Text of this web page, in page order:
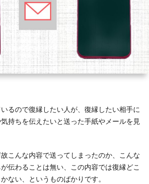
悩
む
方々
間ー
ル
能
性
活
結
縁
婚
復
るので復縁したい人が、復縁したい相手に
持ちを伝えたいと送った手紙やメールを見
こんな内容で送ってしまったのか、こんな
伝わることは無い、この内容では復縁どこ
ない、というものばかりです。